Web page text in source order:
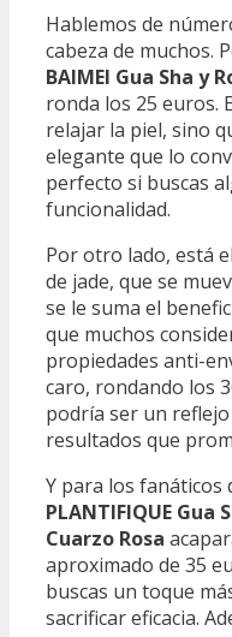
Hablemos de
cabeza de muchos.
BAIMEI Gua Sha y
ronda los 25 euros.
relajar la piel, sino
elegante que lo
perfecto si buscas
funcionalidad.
Por otro lado, está el
de jade, que se
se le suma el
que muchos
propiedades anti-
caro, rondando los
podría ser un
resultados que
Y para los fanáticos
PLANTIFIQUE Gua
Cuarzo Rosa
aproximado de 35
buscas un toque
sacrificar eficacia.